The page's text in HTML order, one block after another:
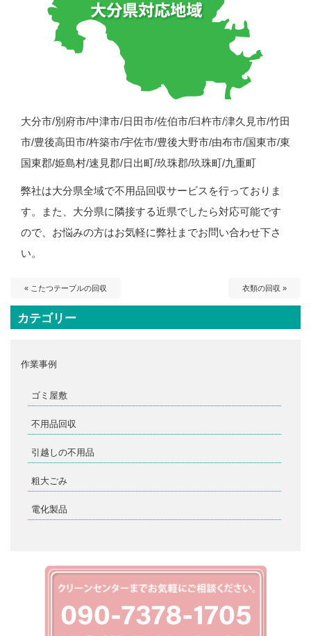
大分市/別府市/中津市/日田市/佐伯市/臼杵市/津久見市/竹田
市/豊後高田市/杵築市/宇佐市/豊後大野市/由布市/国東市/東
国東郡/姫島村/速見郡/日出町/玖珠郡/玖珠町/九重町
弊社は大分県全域で不用品回収サービスを行っておりま
す。また、大分県に隣接する近県でしたら対応可能です
ので、お悩みの方はお気軽に弊社までお問い合わせ下さ
い。
« こたつテーブルの回収 衣類の回収 »
カテゴリー
作業事例
ゴミ屋敷
不用品回収
引越しの不用品
粗大ごみ
電化製品